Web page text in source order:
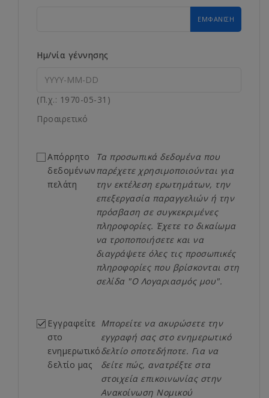
ΕΜΦΆΝΙΣΗ
Ημ/νία γέννησης
(Π.χ.: 1970-05-31)
Προαιρετικό
Απόρρητο
δεδομένων
πελάτη
Τα προσωπικά δεδομένα που
παρέχετε χρησιμοποιούνται για
την εκτέλεση ερωτημάτων, την
επεξεργασία παραγγελιών ή την
πρόσβαση σε συγκεκριμένες
πληροφορίες. Έχετε το δικαίωμα
να τροποποιήσετε και να
διαγράψετε όλες τις προσωπικές
πληροφορίες που βρίσκονται στη
σελίδα "Ο Λογαριασμός μου".
 Εγγραφείτε
στο
ενημερωτικό
δελτίο μας
Μπορείτε να ακυρώσετε την
εγγραφή σας στο ενημερωτικό
δελτίο οποτεδήποτε. Για να
δείτε πώς, ανατρέξτε στα
στοιχεία επικοινωνίας στην
Ανακοίνωση Νομικού